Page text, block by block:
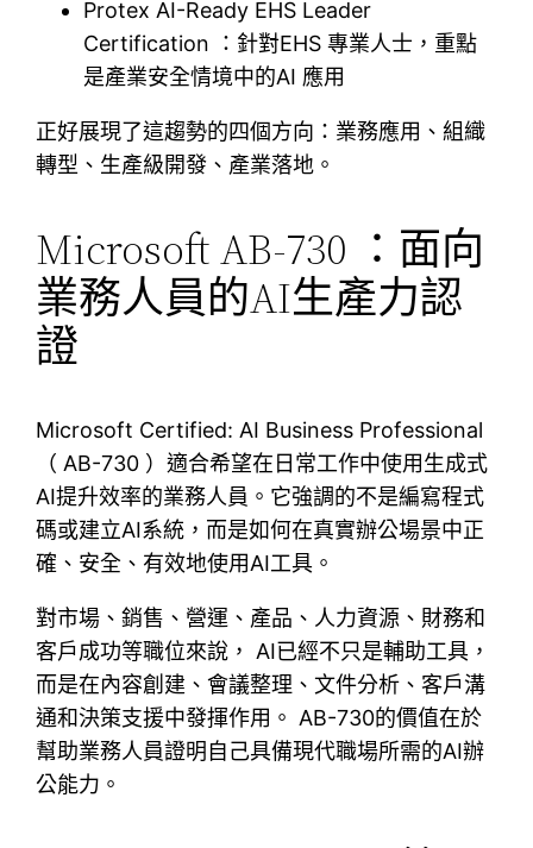
Protex AI-Ready EHS Leader
Certification ：針對EHS 專業人士，重點
是產業安全情境中的AI 應用
正好展現了這趨勢的四個方向：業務應用、組織
轉型、生產級開發、產業落地。
Microsoft AB-730 ：面向
業務人員的AI生產力認
證
Microsoft Certified: AI Business Professional
（ AB-730 ）適合希望在日常工作中使用生成式
AI提升效率的業務人員。它強調的不是編寫程式
碼或建立AI系統，而是如何在真實辦公場景中正
確、安全、有效地使用AI工具。
對市場、銷售、營運、產品、人力資源、財務和
客戶成功等職位來說， AI已經不只是輔助工具，
而是在內容創建、會議整理、文件分析、客戶溝
通和決策支援中發揮作用。 AB-730的價值在於
幫助業務人員證明自己具備現代職場所需的AI辦
公能力。